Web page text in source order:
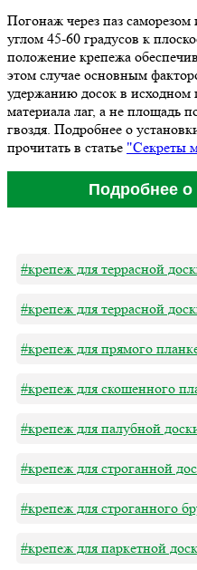
Погонаж через паз
углом 45-60 градусов к
положение крепежа
этом случае основным
удержанию досок в исходном
материала лаг, а не площадь
гвоздя. Подробнее о
прочитать в статье "Секреты
#крепеж для террасной
#крепеж для террасной
#крепеж для прямого
#крепеж для скошенного
#крепеж для палубной
#крепеж для строганной
#крепеж для строганного
#крепеж для паркетной